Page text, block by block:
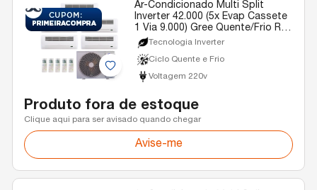
Ar-Condicionado Multi Split
Inverter 42.000 (5x Evap Cassete
1 Via 9.000) Gree Quente/Frio R-
32 220v
Tecnologia Inverter
Ciclo Quente e Frio
Voltagem 220v
Produto fora de estoque
Clique aqui para ser avisado quando chegar
Avise-me